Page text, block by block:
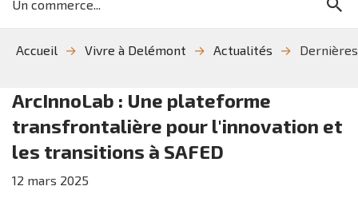
recherche
navigation
clés
Accueil Vivre à Delémont Actualités
ArcInnoLab : Une plateforme
transfrontalière pour l'innovation et
les transitions à SAFED
12 mars 2025